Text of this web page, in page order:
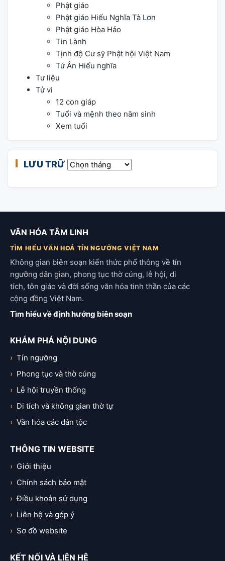
Phật giáo
Phật giáo Hiếu Nghĩa Tà Lơn
Phật giáo Hòa Hảo
Tin Lành
Tịnh độ Cư sỹ Phật hội Việt Nam
Tứ Ân Hiếu nghĩa
Tư liệu
Tử vi
12 con giáp
Tuổi và mệnh theo năm sinh
Xem tuổi
LƯU TRỮ Lưu trữ
VĂN HÓA TÂM LINH
TÌM HIỂU VĂN HOÁ TÍN NGƯỠNG VIỆT NAM
Không gian biên soạn kiến thức phổ thông về tín
ngưỡng dân gian, phong tục thờ cúng, lễ hội, di
tích, tôn giáo và đời sống văn hóa tinh thần của các
cộng đồng Việt Nam.
Tìm hiểu về định hướng biên soạn
KHÁM PHÁ NỘI DUNG
Tín ngưỡng
Phong tục và thờ cúng
Lễ hội truyền thống
Di tích và không gian thờ tự
Văn hóa các dân tộc
THÔNG TIN WEBSITE
Giới thiệu
Chính sách bảo mật
Điều khoản sử dụng
Liên hệ và góp ý
Sơ đồ website
KẾT NỐI VÀ LIÊN HỆ